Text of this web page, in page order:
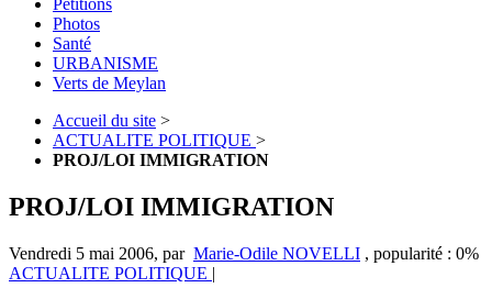
Photos
Santé
URBANISME
Verts de Meylan
Accueil du site >
ACTUALITE POLITIQUE >
PROJ/LOI IMMIGRATION
PROJ/LOI IMMIGRATION
Vendredi 5 mai 2006, par Marie-Odile NOVELLI , popularité : 0%
ACTUALITE POLITIQUE |